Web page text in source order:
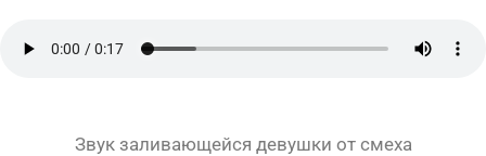
Звук заливающейся девушки от смеха